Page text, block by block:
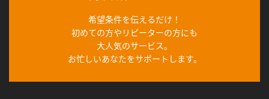
希望条件を伝えるだけ！
初めての方やリピーターの方にも
大人気のサービス。
お忙しいあなたをサポートします。